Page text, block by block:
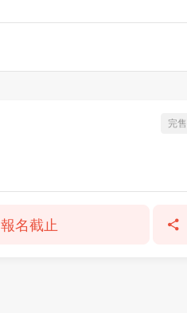
完售
報名截止